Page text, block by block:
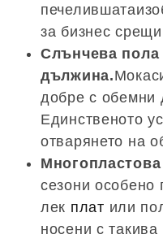
за бизнес
Слънчева пола
дължина.
добре с обемни
Единственото
отварянето на
сезони особено
лек плат или
носени с